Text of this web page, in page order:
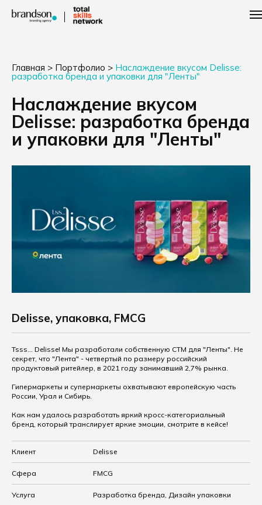
Главная > Портфолио > Наслаждение вкусом Delisse:
разработка бренда и упаковки для "Ленты"
Наслаждение вкусом
Delisse: разработка бренда
и упаковки для "Ленты"
Delisse, упаковка, FMCG
Tsss... Delisse! Мы разработали собственную СTM для "Ленты". Не
секрет, что "Лента" - четвертый по размеру российский
продуктовый ритейлер, в 2021 году занимавший 2,7% рынка.
Гипермаркеты и супермаркеты охватывают европейскую часть
России, Урал и Сибирь.
Как нам удалось разработать яркий кросс-категориальный
бренд, который транслирует яркие эмоции, смотрите в кейсе!
Клиент Delisse
Сфера FMCG
Услуга Разработка бренда, Дизайн упаковки